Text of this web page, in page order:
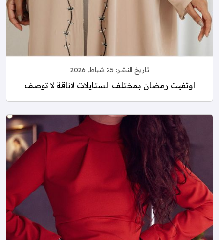
تاريخ النشر: 25 شباط, 2026
اوتفيت رمضان بمختلف الستايلات لاناقة لا توصف